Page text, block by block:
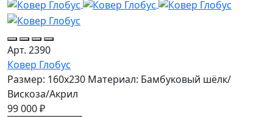
Арт. 2390
Ковер Глобус
Размер: 160х230 Материал: Бамбуковый шёлк/
Вискоза/Акрил
99 000 ₽